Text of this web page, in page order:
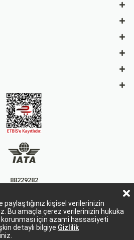
kişisel verilerinizin
Bu amaçla çerez verilerinizin hukuka
için azami hassasiyeti
detaylı bilgiye Gizlilik
88229282
15863